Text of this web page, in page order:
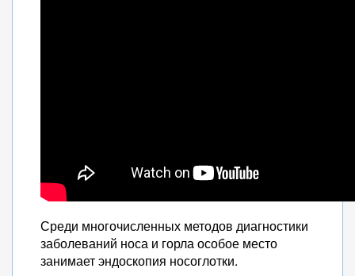
Среди многочисленных методов диагностики
заболеваний носа и горла особое место
занимает эндоскопия носоглотки.